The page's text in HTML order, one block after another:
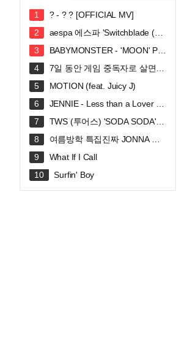
? - ? ? [OFFICIAL MV]
aespa 에스파 'Switchblade (Fe
at. Ty Dolla $ign)' MV
BABYMONSTER - 'MOON' PE
RFORMANCE VIDEO
7일 동안 게임 중독자로 살면
생기는 일
MOTION (feat. Juicy J)
JENNIE - Less than a Lover (O
fficial Lyric Video)
TWS (투어스) 'SODA SODA' O
fficial MV
여름방학 특집진짜 JONNA 웃
깁니다ㅠㅠㅠ 혜안져스 덕몽어스 완
전체 합방!
What If I Call
Surfin' Boy